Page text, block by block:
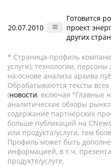
20.07.2010
Готовится
проект
других
* Страница-профиль
услуги), технологии,
на основе анализа архива
Обрабатываются тексты
(новости, включая "Главные
аналитические обзоры
содержание партнёрских
больше публикаций на
или продукта/услуги, тем
Профиль может быть
информацией, в т.ч.
продукте/услуге.